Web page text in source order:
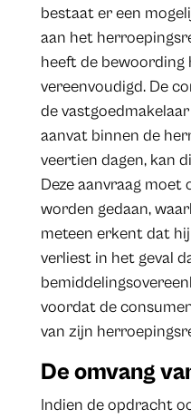
bestaat er een
aan het
heeft de bewoording
vereenvoudigd. De
de
aanvat binnen de
veertien dagen, kan
Deze aanvraag moet
worden gedaan,
meteen erkent dat
verliest in het geval
voordat de
van zijn
De omvang
Indien de opdracht